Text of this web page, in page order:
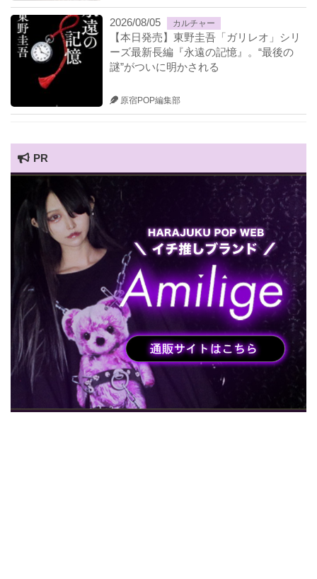
2026/08/05 カルチャー
【本日発売】東野圭吾「ガリレオ」シリ
ーズ最新長編『永遠の記憶』。“最後の
謎”がついに明かされる
原宿POP編集部
PR
HARAJUKU POP TV